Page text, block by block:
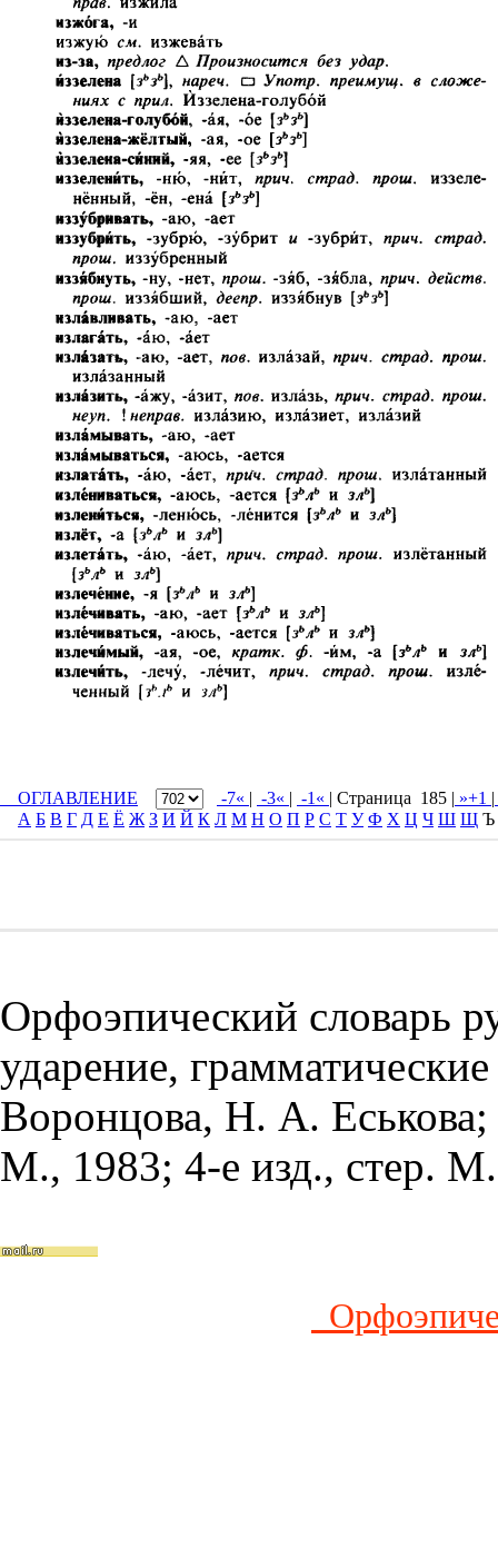
ОГЛАВЛЕНИЕ -7« | -3« | -1« | Cтраница 185 | »+1 |
А Б В Г Д Е Ё Ж З И Й К Л М Н О П Р С Т У Ф Х Ц Ч Ш Щ
Орфоэпический словарь
ударение,
Воронцова, Н. А.
М., 1983; 4-е изд., стер.